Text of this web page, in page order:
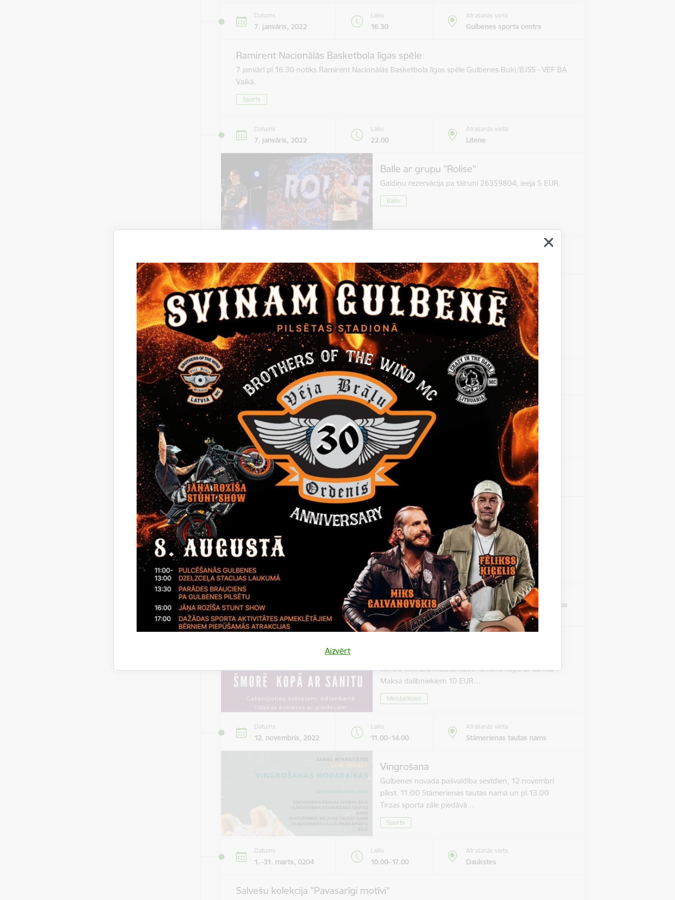
Aizvērt
Datums
7. janvāris, 2022
Laiks
16.30
Atrašanās vieta
Gulbenes sporta centrs
Ramirent Nacionālās Basketbola līgas spēle
7.janvārī pl.16.30 notiks Ramirent Nacionālās Basketbola līgas spēle Gulbenes Buki/BJSS - VEF BA
Valkā.
Sports
Datums
7. janvāris, 2022
Laiks
22.00
Atrašanās vieta
Litene
Balle ar grupu "Rolise"
Galdiņu rezervācija pa tālruni 26359804, ieeja 5 EUR.
Balle
14. janvāris, 2022 16.00 Gulbenes kultūras centrs
Filma "Janvāris"
Ieeja 5 EUR
Kino
Datums
24. marts, 2022
Laiks
12.00
Atrašanās vieta
Gulbenes kultūras centrs
Gulbenes novada skolēnu Teātra diena
24. martā Gulbenes kultūras centrā Gulbenes novada skolēnu Teātra diena
Pasākums
Datums
10. augusts, 2022
Laiks
18.00
Atrašanās vieta
Stāmerienas pils
Katalonijas bundzinieku koncerts "Fills De
La Flama"
10.augustā 18:00 pie Stāmerienas pils Katalonijas
bundzinieku koncerts "Fills De La Flama".
Koncerts
12. novembris, 2022
Laiks
10.00
Atrašanās vieta
Druvienas Latviskās dzīvesziņas
centrs
centrā kulinārā meistarklase "Šmorē kopā ar Sanitu".
Maksa dalībniekiem 10 EUR…
Meistarklase
Datums
12. novembris, 2022
Laiks
11.00–14.00
Atrašanās vieta
Stāmerienas tautas nams
Vingrošana
Gulbenes novada pašvaldība sestdien, 12.novembrī
plkst. 11:00 Stāmerienas tautas namā un pl.13.00
Tirzas sporta zāle piedāvā…
Sports
Datums
1.–31. marts, 0204
Laiks
10.00–17.00
Atrašanās vieta
Daukstes
Salvešu kolekcija "Pavasarīgi motīvi"